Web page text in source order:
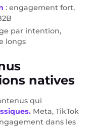
: engagement fort,
par intention,
longs
natives
qui
Meta, TikTok
dans les